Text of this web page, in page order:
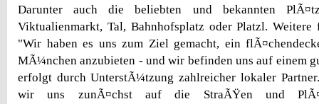
Darunter auch die beliebten und bekannten
Viktualienmarkt, Tal, Bahnhofsplatz oder Platzl.
"Wir haben es uns zum Ziel gemacht, ein
MÃ¼nchen anzubieten - und wir befinden uns auf einem
erfolgt durch UnterstÃ¼tzung zahlreicher lokaler
wir uns zunÃ¤chst auf die StraÃŸen und